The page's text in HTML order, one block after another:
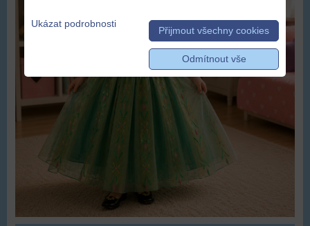
Ukázat podrobnosti
Přijmout všechny cookies
Odmítnout vše